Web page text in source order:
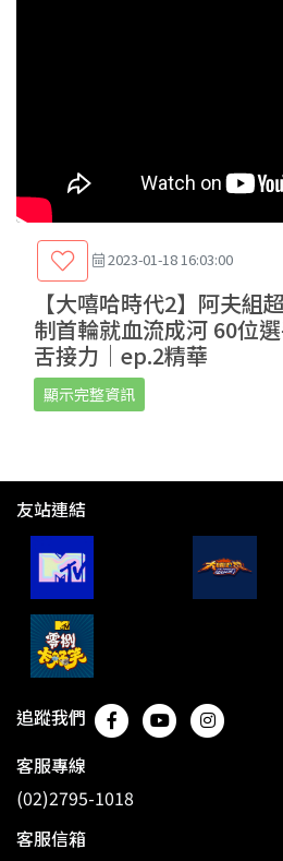
2023-01-18 16:03:00
【大嘻哈時代2】阿夫組
制首輪就血流成河 60位
舌接力│ep.2精華
顯示完整資訊
友站連結
追蹤我們
客服專線
(02)2795-1018
客服信箱